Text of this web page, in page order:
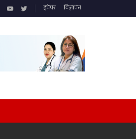
इपेपर विज्ञापन